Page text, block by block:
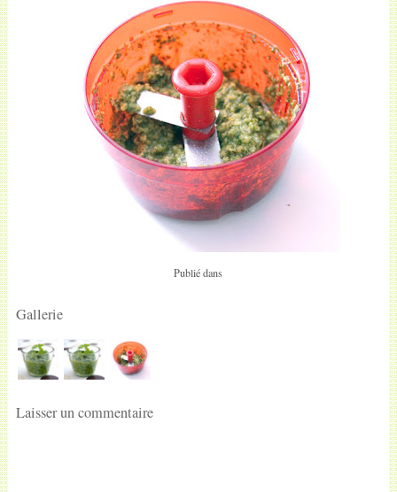
Publié dans
Gallerie
Laisser un commentaire